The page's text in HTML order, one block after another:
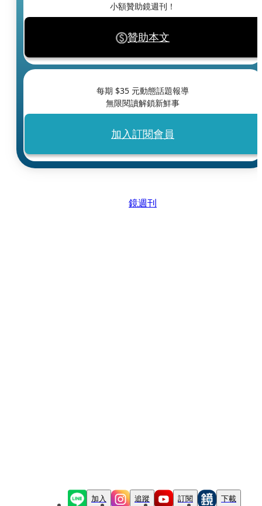
小額贊助鏡週刊！
贊助本文
每期 $35 元動態話題報導
無限閱讀解鎖新鮮事
加入訂閱會員
鏡週刊
加入 追蹤 訂閱 下載